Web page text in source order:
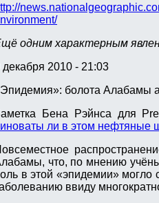
одним характерным
декабря 2010 - 21:03
болота Алабамы
Бена Рэйнса для
ли в этом нефтяные
что, по мнению
в этой «эпидемии» могло
ввиду